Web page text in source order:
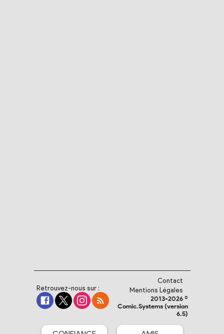
Retrouvez-nous sur :
Contact
Mentions Légales
2013-2026 ©
Comic.Systems (version
6.5)